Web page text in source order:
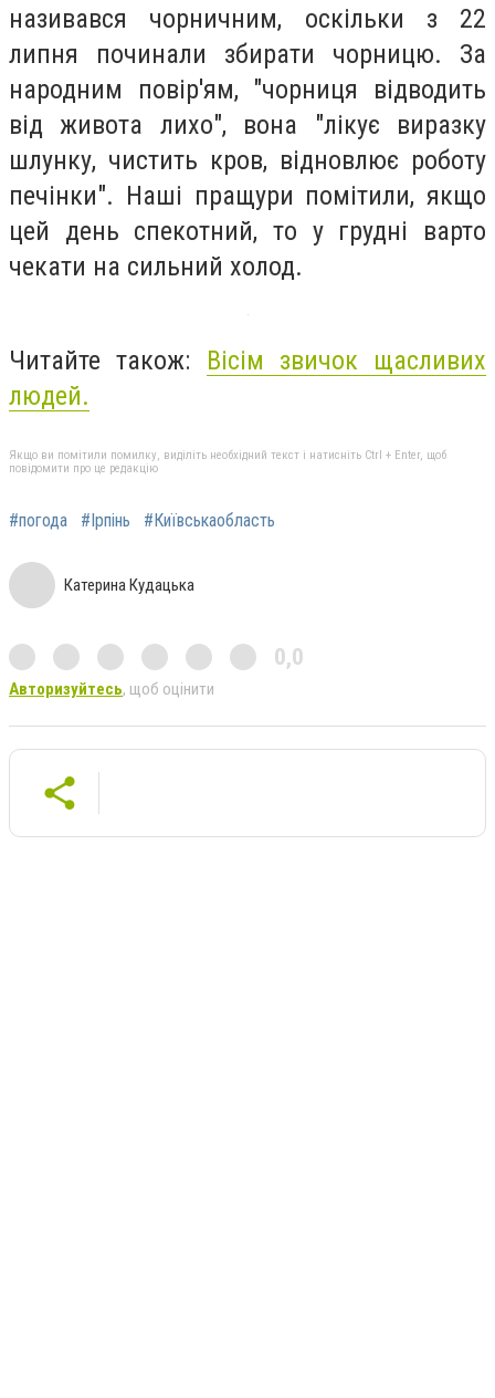
називався чорничним, оскільки з 22
липня починали збирати чорницю. За
народним повір'ям, "чорниця відводить
від живота лихо", вона "лікує виразку
шлунку, чистить кров, відновлює роботу
печінки". Наші пращури помітили, якщо
цей день спекотний, то у грудні варто
чекати на сильний холод.
Читайте також: Вісім звичок щасливих
людей.
Якщо ви помітили помилку, виділіть необхідний текст і натисніть Ctrl + Enter, щоб
повідомити про це редакцію
#погода #Ірпінь #Київськаобласть
Катерина Кудацька
0,0
Авторизуйтесь, щоб оцінити